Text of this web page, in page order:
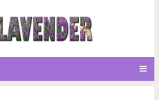
9 школ по всему миру
обедов.